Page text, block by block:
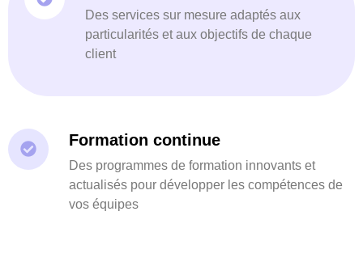
Des services sur mesure adaptés aux
particularités et aux objectifs de chaque
client
Formation continue
Des programmes de formation innovants et
actualisés pour développer les compétences de
vos équipes